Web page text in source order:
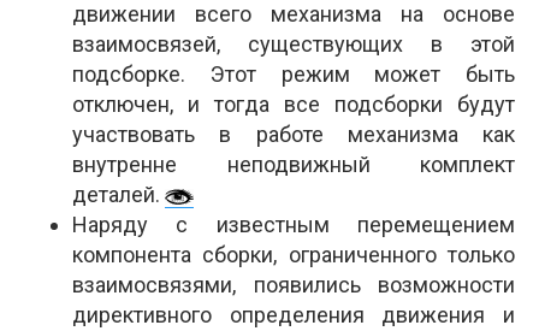
движении всего механизма на основе
взаимосвязей, существующих в этой
подсборке. Этот режим может быть
отключен, и тогда все подсборки будут
участвовать в работе механизма как
внутренне неподвижный комплект
деталей.
Наряду с известным перемещением
компонента сборки, ограниченного только
взаимосвязями, появились возможности
директивного определения движения и